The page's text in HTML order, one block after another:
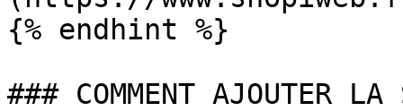
{% endhint %}
### COMMENT AJOUTER LA